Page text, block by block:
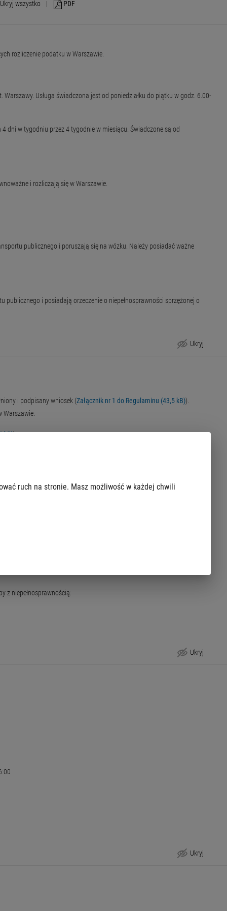
Ukryj wszystko | PDF
Ukryj
rozliczenie podatku w Warszawie.
Usługa świadczona jest od poniedziałku do piątku w godz. 6.00-
dni w tygodniu przez 4 tygodnie w miesiącu. Świadczone są od
i rozliczają się w Warszawie.
publicznego i poruszają się na wózku. Należy posiadać ważne
i posiadają orzeczenie o niepełnosprawności sprzężonej o
Ukryj
i podpisany wniosek (Załącznik nr 1 do Regulaminu (43,5 kB)).
Warszawie.
kB)).
dokument potwierdzający odprowadzanie podatku w Warszawie.
z niepełnosprawnością:
Ukryj
ruch na stronie. Masz możliwość w każdej chwili